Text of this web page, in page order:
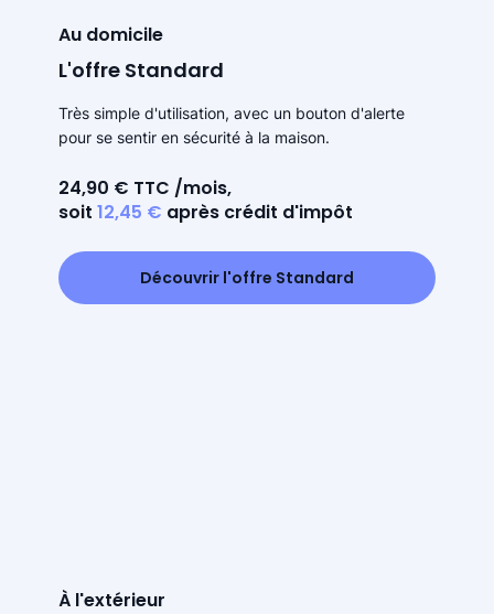
Au domicile
L'offre Standard
Très simple d'utilisation, avec un bouton d'alerte
pour se sentir en sécurité à la maison.
24,90 € TTC /mois,
soit 12,45 € après crédit d'impôt
Découvrir l'offre Standard
À l'extérieur